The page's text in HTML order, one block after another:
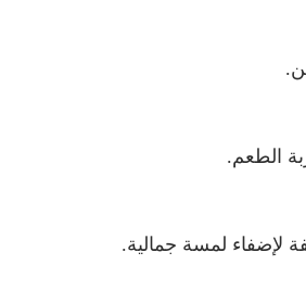
الطعم.
لإضفاء لمسة جمالية.